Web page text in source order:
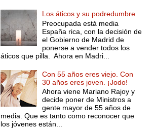
Los áticos y su podredumbre
Preocupada está media
España rica, con la decisión de
el Gobierno de Madrid de
ponerse a vender todos los
áticos que pilla. Ahora en Madri...
Con 55 años eres viejo. Con
30 años eres joven. ¡Jodo!
Ahora viene Mariano Rajoy y
decide poner de Ministros a
gente mayor de 55 años de
media. Que es tanto como reconocer que
los jóvenes están...